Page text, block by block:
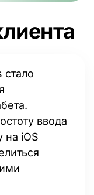
ввода
на iOS